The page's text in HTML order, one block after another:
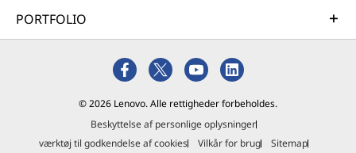
PORTFOLIO
© 2026 Lenovo. Alle rettigheder forbeholdes.
Beskyttelse af personlige oplysninger
værktøj til godkendelse af cookies
Vilkår for brug Sitemap